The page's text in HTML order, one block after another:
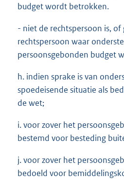
budget wordt betrokken.
- niet de rechtspersoon is, of
rechtspersoon waar
persoonsgebonden budget
h. indien sprake is van
spoedeisende situatie als
de wet;
i. voor zover het
bestemd voor besteding
j. voor zover het
bedoeld voor